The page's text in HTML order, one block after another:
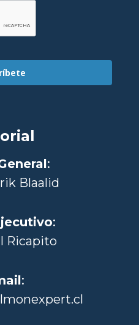
:
Blaalid
:
Ricapito
: